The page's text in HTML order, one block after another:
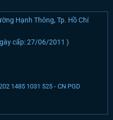
Hạnh Thông, Tp. Hồ Chí
cấp: 27/06/2011 )
1485 1031 525 - CN PGD